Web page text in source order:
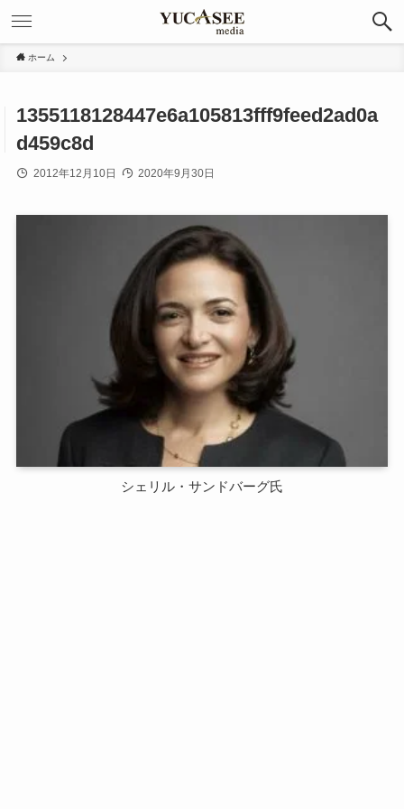
ホーム
1355118128447e6a105813fff9feed2ad0a
d459c8d
2012年12月10日 2020年9月30日
シェリル・サンドバーグ氏